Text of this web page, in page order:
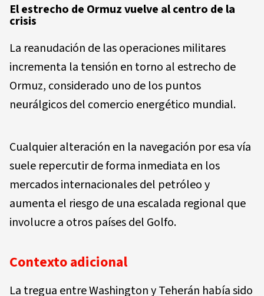
El estrecho de Ormuz vuelve al centro de la
crisis
La reanudación de las operaciones militares
incrementa la tensión en torno al estrecho de
Ormuz, considerado uno de los puntos
neurálgicos del comercio energético mundial.
Cualquier alteración en la navegación por esa vía
suele repercutir de forma inmediata en los
mercados internacionales del petróleo y
aumenta el riesgo de una escalada regional que
involucre a otros países del Golfo.
Contexto adicional
La tregua entre Washington y Teherán había sido